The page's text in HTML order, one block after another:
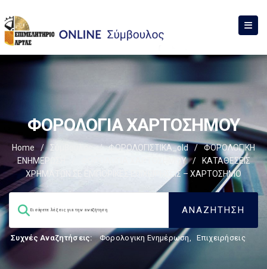
ΦΟΡΟΛΟΓΙΑ ΧΑΡΤΟΣΗΜΟΥ
Home / Σύμβουλος / ΦΟΡΟΛΟΓΙΣΤΙΚΑ_old /
ΦΟΡΟΛΟΓΙΚΗ
ΕΝΗΜΕΡΩΣΗ
ΦΟΡΟΛΟΓΙΑ ΧΑΡΤΟΣΗΜΟΥ /
ΚΑΤΑΘΕΣΕΙΣ
ΧΡΗΜΑΤΩΝ ΣΕ ΕΜΠΟΡΙΚΕΣ ΕΠΙΧΕΙΡΗΣΕΙΣ – ΧΑΡΤΟΣΗΜΟ
Συχνές Αναζητήσεις: Φορολογικη Ενημέρωση, Επιχειρήσεις